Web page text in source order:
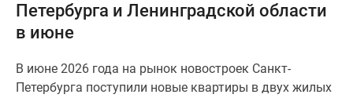
застройщики
Коммерческие
Квартиры
Петербурга и Ленинградской области
в июне
В июне 2026 года на рынок новостроек Санкт-
Петербурга поступили новые квартиры в двух жилых